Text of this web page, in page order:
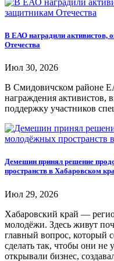
В ЕАО наградили активистов,
Отечества
Июл 30, 2026
В Смидовичском районе
награждения активистов,
поддержку участников
Демешин принял решение
пространств в Хабаровском
Июл 29, 2026
Хабаровский край —
молодёжи. Здесь живут
главный вопрос, который
сделать так, чтобы они не
открывали бизнес,